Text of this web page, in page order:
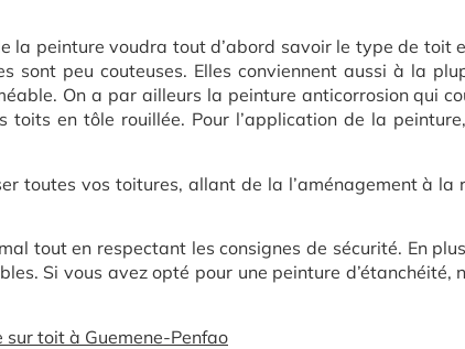
la peinture voudra tout d’abord savoir le type de toit
sont peu couteuses. Elles conviennent aussi à la
On a par ailleurs la peinture anticorrosion qui
en tôle rouillée. Pour l’application de la
toutes vos toitures, allant de la l’aménagement à
tout en respectant les consignes de sécurité. En
Si vous avez opté pour une peinture d’étanchéité,
sur toit à Guemene-Penfao